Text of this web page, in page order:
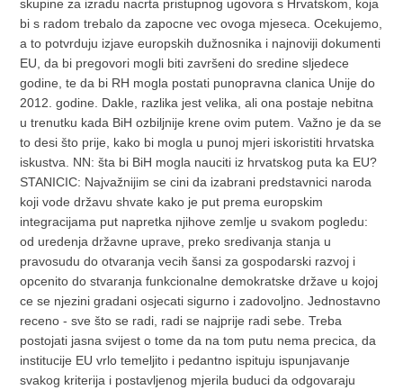
skupine za izradu nacrta pristupnog ugovora s Hrvatskom, koja
bi s radom trebalo da zapocne vec ovoga mjeseca. Ocekujemo,
a to potvrduju izjave europskih dužnosnika i najnoviji dokumenti
EU, da bi pregovori mogli biti završeni do sredine sljedece
godine, te da bi RH mogla postati punopravna clanica Unije do
2012. godine. Dakle, razlika jest velika, ali ona postaje nebitna
u trenutku kada BiH ozbiljnije krene ovim putem. Važno je da se
to desi što prije, kako bi mogla u punoj mjeri iskoristiti hrvatska
iskustva. NN: šta bi BiH mogla nauciti iz hrvatskog puta ka EU?
STANICIC: Najvažnijim se cini da izabrani predstavnici naroda
koji vode državu shvate kako je put prema europskim
integracijama put napretka njihove zemlje u svakom pogledu:
od uredenja državne uprave, preko sredivanja stanja u
pravosudu do otvaranja vecih šansi za gospodarski razvoj i
opcenito do stvaranja funkcionalne demokratske države u kojoj
ce se njezini gradani osjecati sigurno i zadovoljno. Jednostavno
receno - sve što se radi, radi se najprije radi sebe. Treba
postojati jasna svijest o tome da na tom putu nema precica, da
institucije EU vrlo temeljito i pedantno ispituju ispunjavanje
svakog kriterija i postavljenog mjerila buduci da odgovaraju